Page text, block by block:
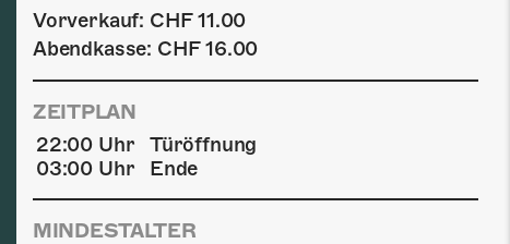
Vorverkauf: CHF 11.00
Abendkasse: CHF 16.00
ZEITPLAN
22:00 Uhr
Türöffnung
03:00 Uhr
Ende
MINDESTALTER